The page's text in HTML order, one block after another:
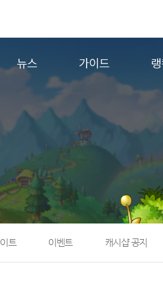
뉴스
공지사항
업데이트
캐시샵 공지
메이플 알림판
with maple
가이드
게임정보
직업소개
확률형 아이템
NEXON NOW
트 이벤트 캐시샵 공지